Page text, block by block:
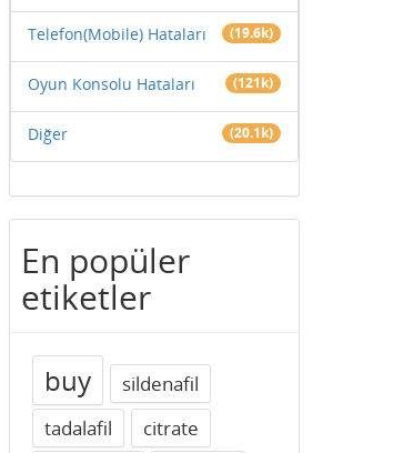
Telefon(Mobile) Hataları (19.6k)
Oyun Konsolu Hataları (121k)
Diğer (20.1k)
En popüler
etiketler
buy
sildenafil
tadalafil
citrate